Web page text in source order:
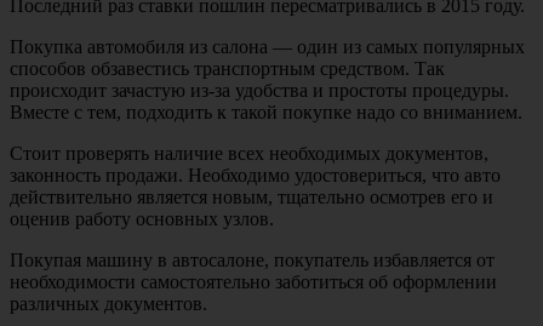
Последний раз ставки пошлин пересматривались в 2015 году.
Покупка автомобиля из салона — один из самых популярных
способов обзавестись транспортным средством. Так
происходит зачастую из-за удобства и простоты процедуры.
Вместе с тем, подходить к такой покупке надо со вниманием.
Стоит проверять наличие всех необходимых документов,
законность продажи. Необходимо удостовериться, что авто
действительно является новым, тщательно осмотрев его и
оценив работу основных узлов.
Покупая машину в автосалоне, покупатель избавляется от
необходимости самостоятельно заботиться об оформлении
различных документов.